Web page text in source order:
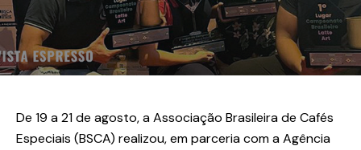
De 19 a 21 de agosto, a Associação Brasileira de Cafés
Especiais (BSCA) realizou, em parceria com a Agência